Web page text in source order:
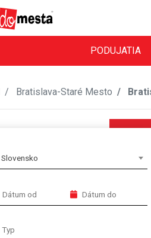
PODUJATIA
Bratislava-Staré Mesto
Slovensko